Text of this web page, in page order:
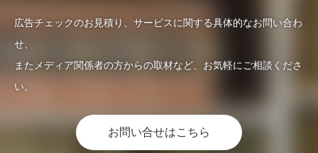
広告チェックのお見積り、サービスに関する具体的なお問い合わ
せ、
またメディア関係者の方からの取材など、お気軽にご相談くださ
い。
お問い合せはこちら